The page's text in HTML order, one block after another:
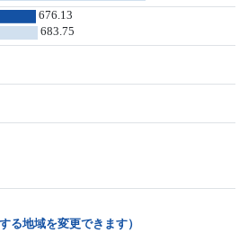
676.13
683.75
る地域を変更できます）